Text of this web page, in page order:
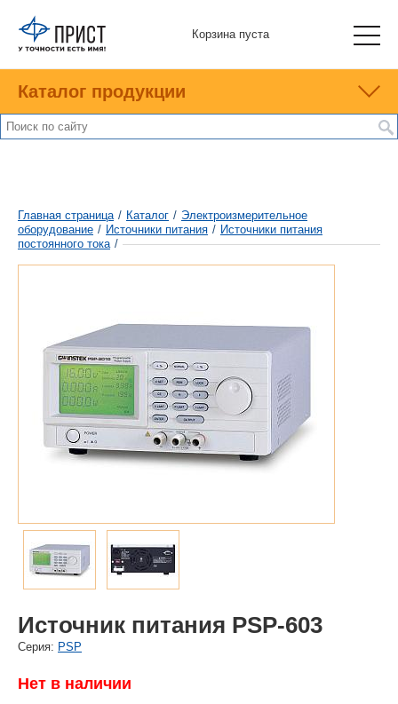
Корзина пуста
Каталог продукции
Главная страница / Каталог / Электроизмерительное
оборудование / Источники питания / Источники питания
постоянного тока /
Источник питания PSP-603
Cерия: PSP
Нет в наличии